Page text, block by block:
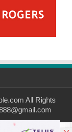
All Rights